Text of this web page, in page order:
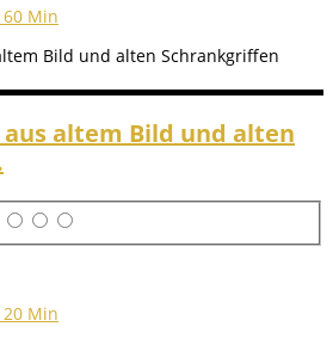
Min
altem Bild und alten
Min